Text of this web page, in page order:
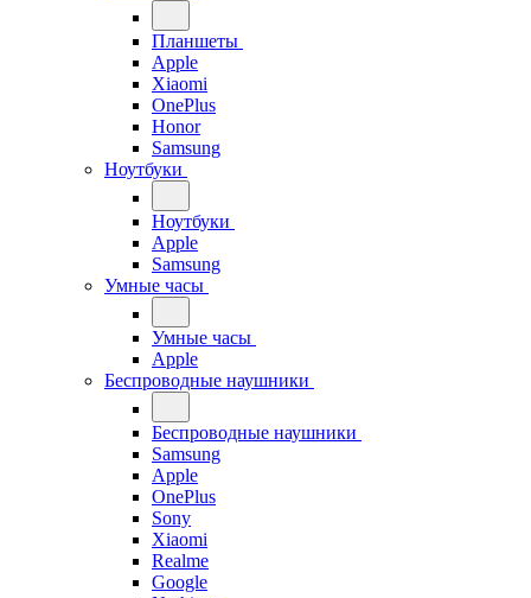
Планшеты
Apple
Xiaomi
OnePlus
Honor
Samsung
Ноутбуки
Ноутбуки
Apple
Samsung
Умные часы
Умные часы
Apple
Беспроводные наушники
Беспроводные наушники
Samsung
Apple
OnePlus
Sony
Xiaomi
Realme
Google